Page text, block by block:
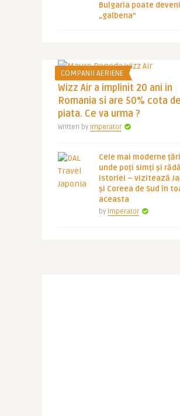
Bulgaria poate deveni
„galbena”
COMPANII AERIENE
Wizz Air a implinit 20 ani in
Romania si are 50% cota de
piata. Ce va urma ?
Written by Imperator
Cele mai moderne
unde poți simți și
istoriei – vizitează
și Coreea de Sud în
aceasta
by Imperator